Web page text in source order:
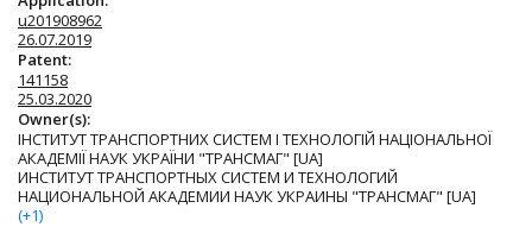
u201908962
26.07.2019
Patent:
141158
25.03.2020
Owner(s):
ІНСТИТУТ ТРАНСПОРТНИХ СИСТЕМ І ТЕХНОЛОГІЙ НАЦІОНАЛЬНОЇ
АКАДЕМІЇ НАУК УКРАЇНИ "ТРАНСМАГ" [UA]
ИНСТИТУТ ТРАНСПОРТНЫХ СИСТЕМ И ТЕХНОЛОГИЙ
НАЦИОНАЛЬНОЙ АКАДЕМИИ НАУК УКРАИНЫ "ТРАНСМАГ" [UA]
(+1)